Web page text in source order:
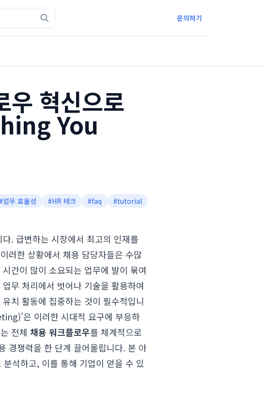
문의하기
우 혁신으로
You
업무 효율성 #HR 테크 #faq #tutorial
. 급변하는 시장에서 최고의 인재를
러한 상황에서 채용 담당자들은 수많
간이 많이 소요되는 업무에 발이 묶여
무 처리에서 벗어나 기술을 활용하여
치 활동에 집중하는 것이 필수적입니
은 이러한 시대적 요구에 부응하
전체 채용 워크플로우를 체계적으로
경쟁력을 한 단계 끌어올립니다. 본 아
석하고, 이를 통해 기업이 얻을 수 있